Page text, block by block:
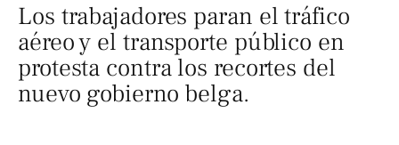
Los trabajadores paran el tráfico
aéreo y el transporte público en
protesta contra los recortes del
nuevo gobierno belga.